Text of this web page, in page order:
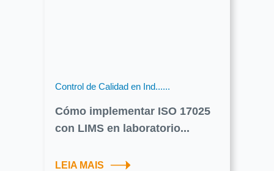
Control de Calidad en Ind......
Cómo implementar ISO 17025
con LIMS en laboratorio...
LEIA MAIS